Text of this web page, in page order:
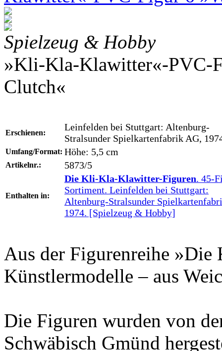
Spielzeug & Hobby
»Kli-Kla-Klawitter«-PVC-
Clutch«
Erschienen:
Leinfelden bei Stuttgart: Altenburg-
Stralsunder Spielkartenfabrik AG,
Umfang/Format: Höhe: 5,5 cm
Artikelnr.: 5873/5
Enthalten in:
Die Kli-Kla-Klawitter-Figuren. 45-
Sortiment. Leinfelden bei Stuttgart:
Altenburg-Stralsunder
1974. [Spielzeug & Hobby]
Aus der Figurenreihe
Künstlermodelle – aus
Die Figuren wurden von
Schwäbisch Gmünd